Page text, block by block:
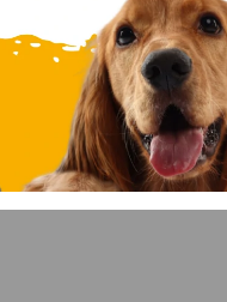
Ferplast Safe